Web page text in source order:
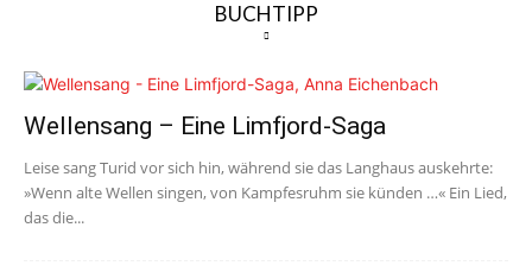
BUCHTIPP
Wellensang – Eine Limfjord-Saga
Leise sang Turid vor sich hin, während sie das Langhaus auskehrte:
»Wenn alte Wellen singen, von Kampfesruhm sie künden …« Ein Lied,
das die...